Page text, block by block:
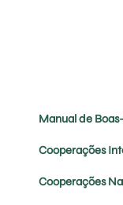
Manual de
Cooperações
Cooperações